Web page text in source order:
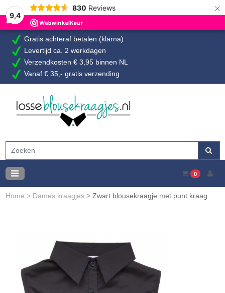
9,4
830 Reviews ×
Gratis achteraf betalen (klarna)
Levertijd ca. 2 werkdagen
Verzendkosten € 3,95 binnen NL
Vanaf € 35,- gratis verzending
0
Home > Dames kraagjes > Zwart blousekraagje met punt kraag